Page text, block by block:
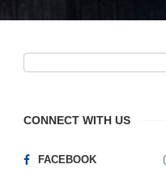
CONNECT WITH US
FACEBOOK